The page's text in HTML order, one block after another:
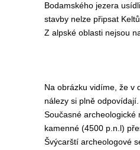
Bodamského jezera
stavby nelze připsat
Z alpské oblasti nejsou
Na obrázku vidíme, že v
nálezy si plně odpovídají.
Současné archeologické
kamenné (4500 p.n.l)
Švýcarští archeologové